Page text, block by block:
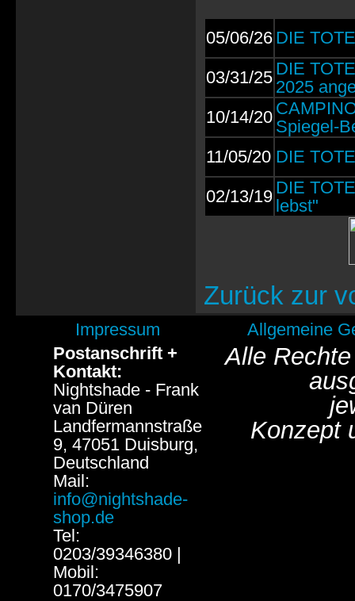
05/06/26 DIE
03/31/25 DIE
2025
10/14/20 Spiegel-
11/05/20 DIE
02/13/19 DIE
lebst"
Zurück zur
Impressum
Allgemeine
Postanschrift +
Kontakt:
Nightshade - Frank
van Düren
Landfermannstraße
9, 47051 Duisburg,
Deutschland
Mail:
info@nightshade-
shop.de
Tel:
0203/39346380 |
Mobil:
0170/3475907
Alle
Konzept